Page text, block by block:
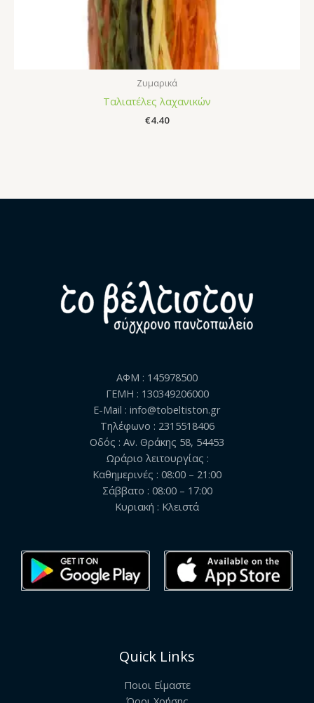
Ζυμαρικά
Ταλιατέλες λαχανικών
€4.40
ΑΦΜ : 145978500
ΓΕΜΗ : 130349206000
E-Mail : info@tobeltiston.gr
Τηλέφωνο : 2315518406
Οδός : Αν. Θράκης 58, 54453
Ωράριο λειτουργίας :
Καθημερινές : 08:00 – 21:00
Σάββατο : 08:00 – 17:00
Κυριακή : Κλειστά
Quick Links
Ποιοι Είμαστε